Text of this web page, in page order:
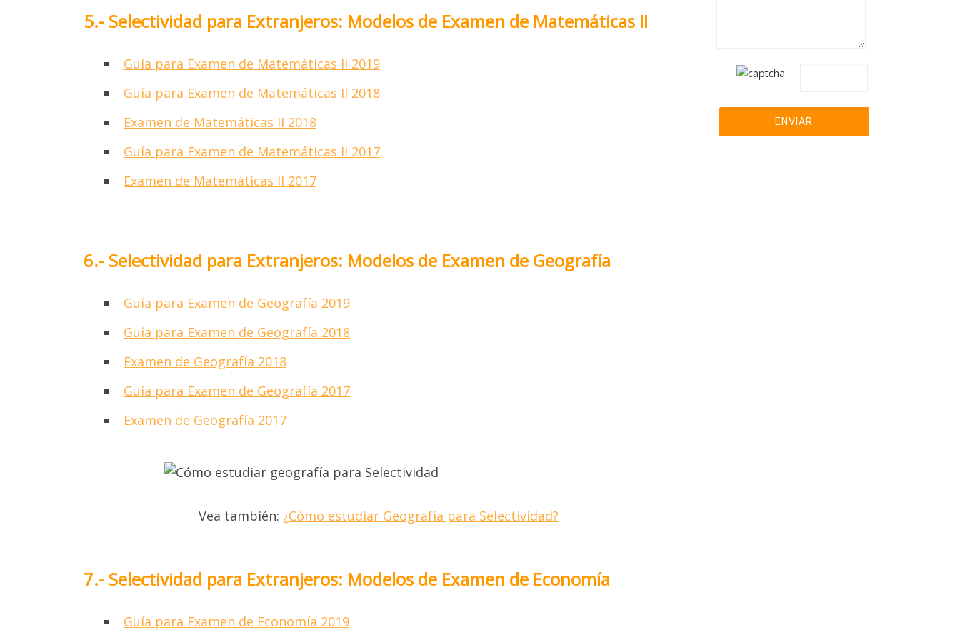
5.- Selectividad para Extranjeros: Modelos de Examen de Matemáticas II
Guía para Examen de Matemáticas II 2019
Guía para Examen de Matemáticas II 2018
Examen de Matemáticas II 2018
Guía para Examen de Matemáticas II 2017
Examen de Matemáticas II 2017
6.- Selectividad para Extranjeros: Modelos de Examen de Geografía
Guía para Examen de Geografía 2019
Guía para Examen de Geografía 2018
Examen de Geografía 2018
Guía para Examen de Geografía 2017
Examen de Geografía 2017
Vea también: ¿Cómo estudiar Geografía para Selectividad?
7.- Selectividad para Extranjeros: Modelos de Examen de Economía
Guía para Examen de Economía 2019
Por favor deje sus datos solo si le interesa los temas de Selectividad para
Grado